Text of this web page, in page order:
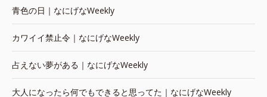
青色の日｜なにげなWeekly
カワイイ禁止令｜なにげなWeekly
占えない夢がある｜なにげなWeekly
大人になったら何でもできると思ってた｜なにげなWeekly